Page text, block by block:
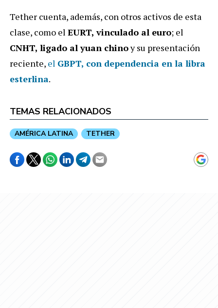
Tether cuenta, además, con otros activos de esta
clase, como el EURT, vinculado al euro; el
CNHT, ligado al yuan chinoy su presentación
reciente, el GBPT, con dependencia en la libra
esterlina.
TEMAS RELACIONADOS
AMÉRICA LATINA TETHER